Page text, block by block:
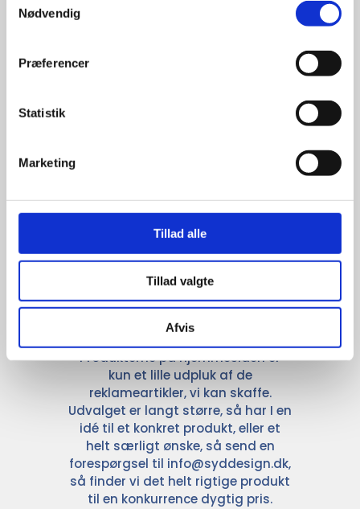
Nødvendig
Præferencer
Statistik
Marketing
Tillad alle
Tillad valgte
Afvis
anerkendte leverandører inden for
Kun et lille udvalg vises på
hjemmesiden
Produkterne på hjemmesiden er
kun et lille udpluk af de
reklameartikler, vi kan skaffe.
Udvalget er langt større, så har I en
idé til et konkret produkt, eller et
helt særligt ønske, så send en
forespørgsel til info@syddesign.dk,
så finder vi det helt rigtige produkt
til en konkurrence dygtig pris.